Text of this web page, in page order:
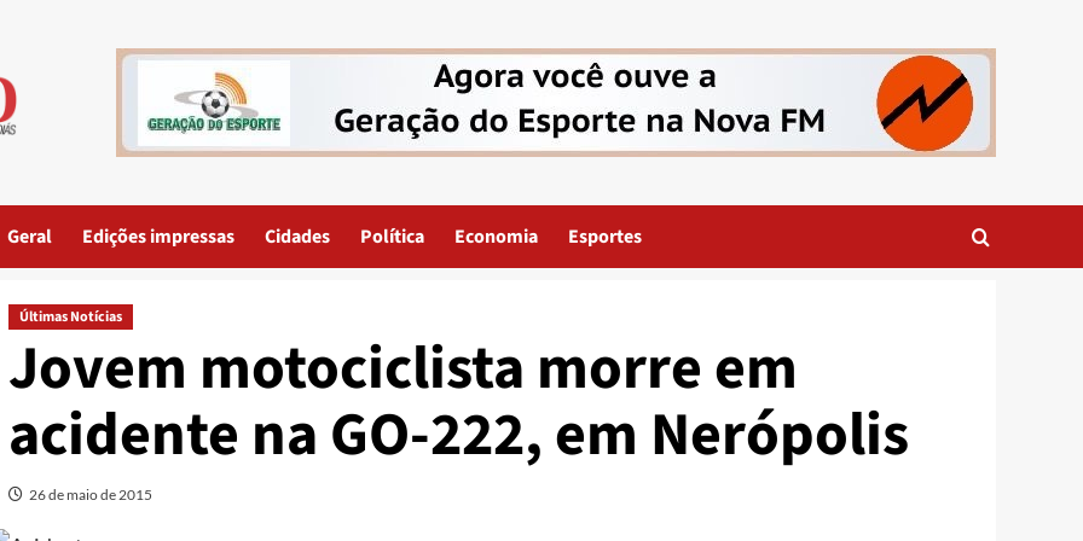
Geral Edições impressas Cidades Política Economia Esportes
Últimas Notícias
Jovem motociclista morre em
acidente na GO-222, em Nerópolis
26 de maio de 2015